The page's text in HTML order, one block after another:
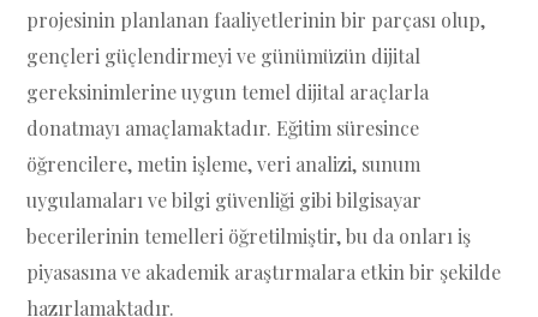
projesinin planlanan faaliyetlerinin bir parçası olup,
gençleri güçlendirmeyi ve günümüzün dijital
gereksinimlerine uygun temel dijital araçlarla
donatmayı amaçlamaktadır. Eğitim süresince
öğrencilere, metin işleme, veri analizi, sunum
uygulamaları ve bilgi güvenliği gibi bilgisayar
becerilerinin temelleri öğretilmiştir, bu da onları iş
piyasasına ve akademik araştırmalara etkin bir şekilde
hazırlamaktadır.